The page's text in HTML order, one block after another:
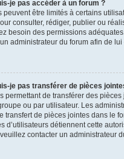
je pas accéder à un forum ?
peuvent être limités à certains
consulter, rédiger, publier ou
besoin des permissions
administrateur du forum afin de
je pas transférer de pièces
permettant de transférer des
ou par utilisateur. Les
transfert de pièces jointes dans le
d’utilisateurs détiennent cette
contacter un administrateur